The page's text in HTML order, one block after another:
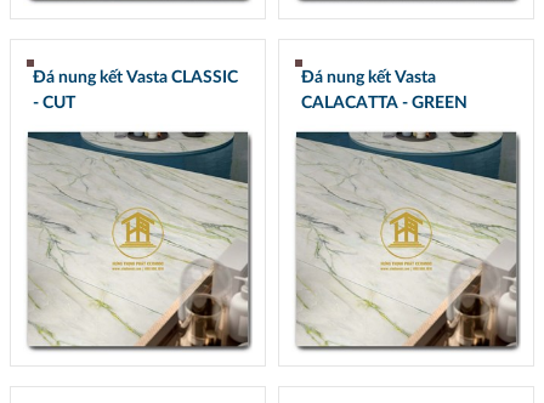
Đá nung kết Vasta CLASSIC
- CUT
Đá nung kết Vasta
CALACATTA - GREEN